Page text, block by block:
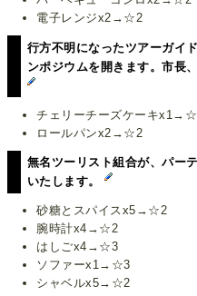
電子レンジx2→☆2
行方不明になったツアーガイ
ンポジウムを開きます。市長
チェリーチーズケーキ
ロールパンx2→☆2
無名ツーリスト組合が、パー
いたします。
砂糖とスパイスx5→☆2
腕時計x4→☆2
はしごx4→☆3
ソファーx1→☆3
シャベルx5→☆2